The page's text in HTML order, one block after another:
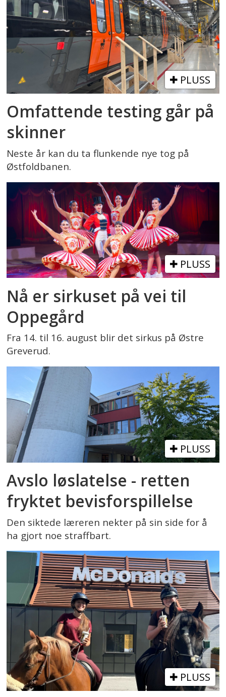
PLUSS
Omfattende testing går på
skinner
Neste år kan du ta flunkende nye tog på
Østfoldbanen.
PLUSS
Nå er sirkuset på vei til
Oppegård
Fra 14. til 16. august blir det sirkus på Østre
Greverud.
PLUSS
Avslo løslatelse - retten
fryktet bevisforspillelse
Den siktede læreren nekter på sin side for å
ha gjort noe straffbart.
PLUSS